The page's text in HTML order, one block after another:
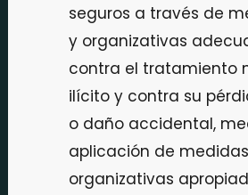
seguros a través de
y organizativas
contra el tratamiento
ilícito y contra su
o daño accidental,
aplicación de
organizativas